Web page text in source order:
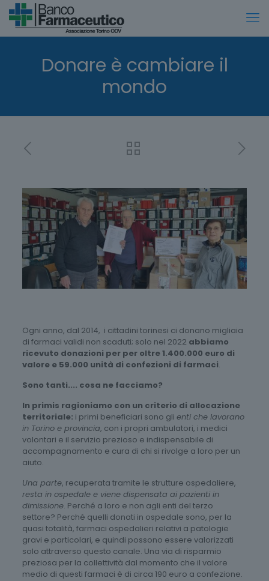
Donare è cambiare il
mondo
Ogni anno, dal 2014, i cittadini torinesi ci donano migliaia
di farmaci validi non scaduti; solo nel 2022 abbiamo
ricevuto donazioni per per oltre 1.400.000 euro di
valore e 59.000 unità di confezioni di farmaci.
Sono tanti.... cosa ne facciamo?
In primis ragioniamo con un criterio di allocazione
territoriale: i primi beneficiari sono gli enti che lavorano
in Torino e provincia, con i propri ambulatori, i medici
volontari e il servizio prezioso e indispensabile di
accompagnamento e cura di chi si rivolge a loro per un
aiuto.
Una parte, recuperata tramite le strutture ospedaliere,
resta in ospedale e viene dispensata ai pazienti in
dimissione. Perché a loro e non agli enti del terzo
settore? Perché quelli donati in ospedale sono, per la
quasi totalità, farmaci ospedalieri relativi a patologie
gravi e particolari, e quindi possono essere valorizzati
solo attraverso questo canale. Una via di risparmio
preziosa per la collettività dal momento che il valore
medio di questi farmaci è di circa 190 euro a confezione.